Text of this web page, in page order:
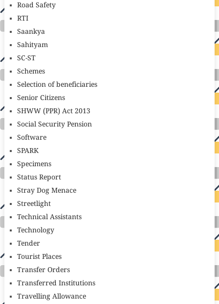
Road Safety
RTI
Saankya
Sahityam
SC-ST
Schemes
Selection of beneficiaries
Senior Citizens
SHWW (PPR) Act 2013
Social Security Pension
Software
SPARK
Specimens
Status Report
Stray Dog Menace
Streetlight
Technical Assistants
Technology
Tender
Tourist Places
Transfer Orders
Transferred Institutions
Travelling Allowance